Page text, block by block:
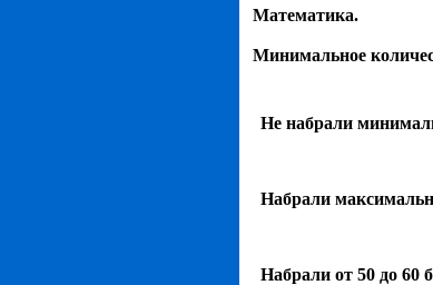
Математика.
Минимальное
Не набрали
Набрали
Набрали от 50 до 60